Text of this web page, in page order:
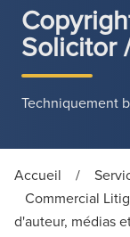
Solicitor
Techniquement
Accueil /
Commercial
d'auteur, médias